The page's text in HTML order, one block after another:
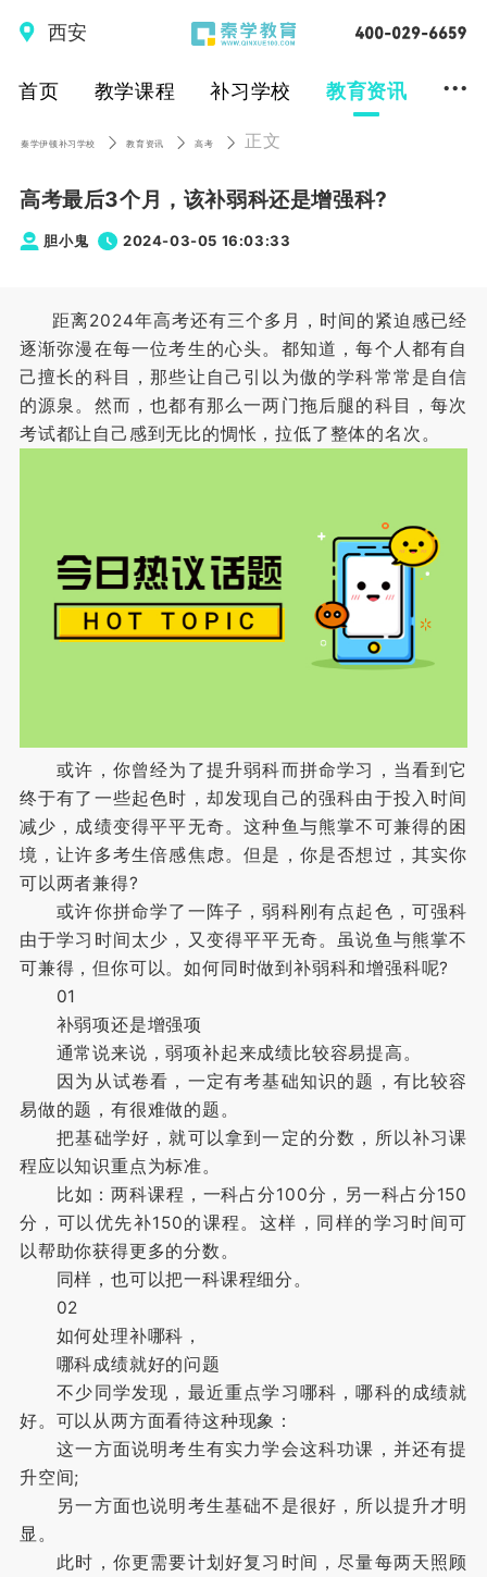
西安
首页 教学课程 补习学校 教育资讯 ...
秦学伊顿补习学校 教育资讯 高考 正文
高考最后3个月，该补弱科还是增强科?
胆小鬼 2024-03-05 16:03:33
距离2024年高考还有三个多月，时间的紧迫感已经
逐渐弥漫在每一位考生的心头。都知道，每个人都有自
己擅长的科目，那些让自己引以为傲的学科常常是自信
的源泉。然而，也都有那么一两门拖后腿的科目，每次
考试都让自己感到无比的惆怅，拉低了整体的名次。
或许，你曾经为了提升弱科而拼命学习，当看到它
终于有了一些起色时，却发现自己的强科由于投入时间
减少，成绩变得平平无奇。这种鱼与熊掌不可兼得的困
境，让许多考生倍感焦虑。但是，你是否想过，其实你
可以两者兼得?
或许你拼命学了一阵子，弱科刚有点起色，可强科
由于学习时间太少，又变得平平无奇。虽说鱼与熊掌不
可兼得，但你可以。如何同时做到补弱科和增强科呢?
01
补弱项还是增强项
通常说来说，弱项补起来成绩比较容易提高。
因为从试卷看，一定有考基础知识的题，有比较容
易做的题，有很难做的题。
把基础学好，就可以拿到一定的分数，所以补习课
程应以知识重点为标准。
比如：两科课程，一科占分100分，另一科占分150
分，可以优先补150的课程。这样，同样的学习时间可
以帮助你获得更多的分数。
同样，也可以把一科课程细分。
02
如何处理补哪科，
哪科成绩就好的问题
不少同学发现，最近重点学习哪科，哪科的成绩就
好。可以从两方面看待这种现象：
这一方面说明考生有实力学会这科功课，并还有提
升空间;
另一方面也说明考生基础不是很好，所以提升才明
显。
此时，你更需要计划好复习时间，尽量每两天照顾